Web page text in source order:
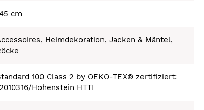
cm
Heimdekoration, Jacken & Mäntel,
100 Class 2 by OEKO-TEX® zertifiziert:
Hohenstein HTTI